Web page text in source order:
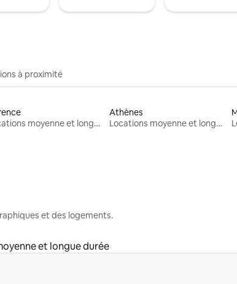
à proximité
Locations moyenne et longue durée
Athènes
Locations moyenne et longue durée
et des logements.
et longue durée